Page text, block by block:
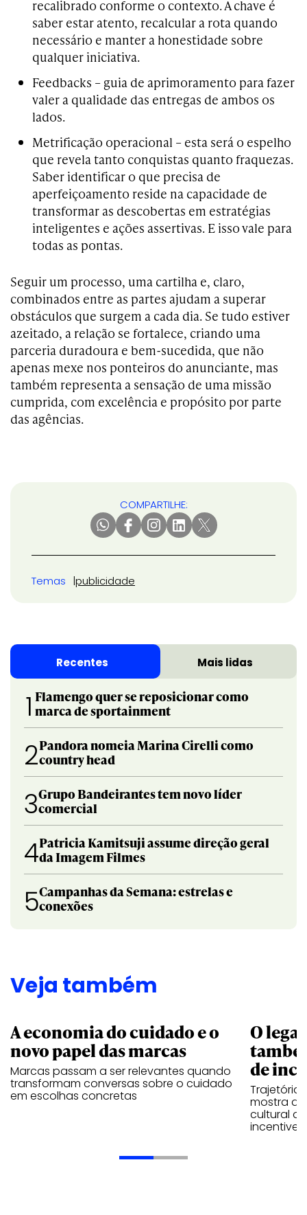
recalibrado conforme o contexto. A chave é
saber estar atento, recalcular a rota quando
necessário e manter a honestidade sobre
qualquer iniciativa.
Feedbacks – guia de aprimoramento para fazer
valer a qualidade das entregas de ambos os
lados.
Metrificação operacional – esta será o espelho
que revela tanto conquistas quanto fraquezas.
Saber identificar o que precisa de
aperfeiçoamento reside na capacidade de
transformar as descobertas em estratégias
inteligentes e ações assertivas. E isso vale para
todas as pontas.
Seguir um processo, uma cartilha e, claro,
combinados entre as partes ajudam a superar
obstáculos que surgem a cada dia. Se tudo estiver
azeitado, a relação se fortalece, criando uma
parceria duradoura e bem-sucedida, que não
apenas mexe nos ponteiros do anunciante, mas
também representa a sensação de uma missão
cumprida, com excelência e propósito por parte
das agências.
COMPARTILHE:
Temas publicidade
Recentes Mais lidas
1 Flamengo quer se reposicionar como
marca de sportainment
2Pandora nomeia Marina Cirelli como
country head
3Grupo Bandeirantes tem novo líder
comercial
4Patricia Kamitsuji assume direção geral
da Imagem Filmes
5Campanhas da Semana: estrelas e
conexões
Veja também
A economia do cuidado e o
novo papel das marcas
Marcas passam a ser relevantes quando
transformam conversas sobre o cuidado
em escolhas concretas
O
de
Trajetória
mostra
cultural
incentive